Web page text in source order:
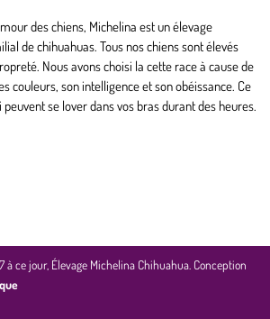
des chiens, Michelina est un élevage
de chihuahuas. Tous nos chiens sont élevés
Nous avons choisi la cette race à cause de
couleurs, son intelligence et son obéissance. Ce
se lover dans vos bras durant des heures.
à ce jour, Élevage Michelina Chihuahua. Conception